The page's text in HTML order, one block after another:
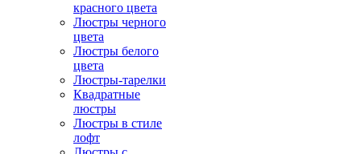
красного цвета
Люстры черного
цвета
Люстры белого
цвета
Люстры-тарелки
Квадратные
люстры
Люстры в стиле
лофт